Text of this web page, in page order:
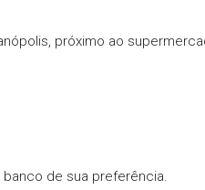
próximo ao
de sua preferência.